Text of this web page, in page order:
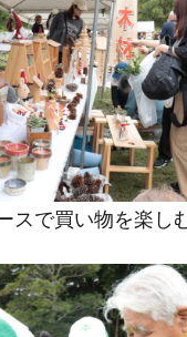
スで買い物を楽し